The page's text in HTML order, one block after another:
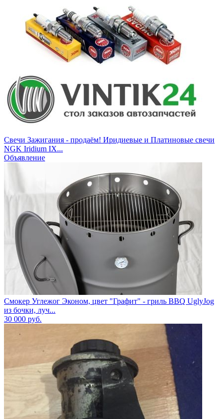
Свечи Зажигания - продаём! Иридиевые и Платиновые свечи
NGK Iridium IX...
Объявление
Смокер Углежог Эконом, цвет "Графит" - гриль BBQ UglyJog
из бочки, луч...
30 000 руб.